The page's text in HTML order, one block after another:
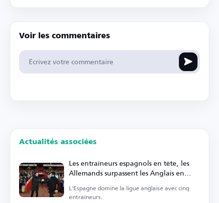
Voir les commentaires
Actualités associées
Les entraîneurs espagnols en tête, les
Allemands surpassent les Anglais en
Premier League
L'Espagne domine la ligue anglaise avec cinq
entraîneurs.